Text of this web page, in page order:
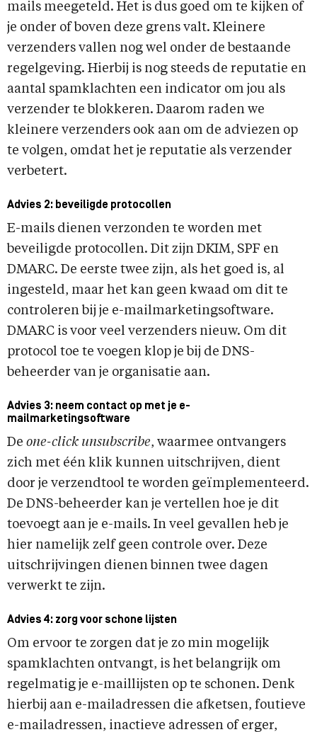
mails meegeteld. Het is dus goed om te kijken of
je onder of boven deze grens valt. Kleinere
verzenders vallen nog wel onder de bestaande
regelgeving. Hierbij is nog steeds de reputatie en
aantal spamklachten een indicator om jou als
verzender te blokkeren. Daarom raden we
kleinere verzenders ook aan om de adviezen op
te volgen, omdat het je reputatie als verzender
verbetert.
Advies 2: beveiligde protocollen
E-mails dienen verzonden te worden met
beveiligde protocollen. Dit zijn DKIM, SPF en
DMARC. De eerste twee zijn, als het goed is, al
ingesteld, maar het kan geen kwaad om dit te
controleren bij je e-mailmarketingsoftware.
DMARC is voor veel verzenders nieuw. Om dit
protocol toe te voegen klop je bij de DNS-
beheerder van je organisatie aan.
Advies 3: neem contact op met je e-
mailmarketingsoftware
De one-click unsubscribe, waarmee ontvangers
zich met één klik kunnen uitschrijven, dient
door je verzendtool te worden geïmplementeerd.
De DNS-beheerder kan je vertellen hoe je dit
toevoegt aan je e-mails. In veel gevallen heb je
hier namelijk zelf geen controle over. Deze
uitschrijvingen dienen binnen twee dagen
verwerkt te zijn.
Advies 4: zorg voor schone lijsten
Om ervoor te zorgen dat je zo min mogelijk
spamklachten ontvangt, is het belangrijk om
regelmatig je e-maillijsten op te schonen. Denk
hierbij aan e-mailadressen die afketsen, foutieve
e-mailadressen, inactieve adressen of erger,